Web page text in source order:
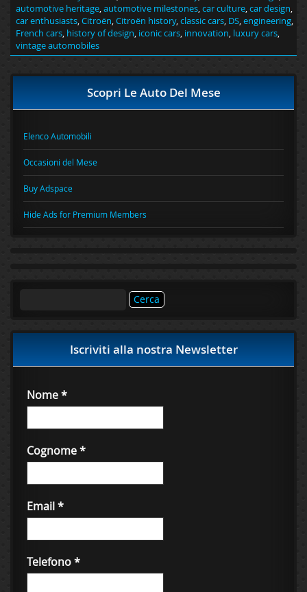
automotive heritage,automotive milestones,car culture,car design,
car enthusiasts,Citroën,Citroën history,classic cars, DS,engineering,
French cars, history of design, iconic cars, innovation, luxury cars,
vintage automobiles
Scopri Le Auto Del Mese
Elenco Automobili
Occasioni del Mese
Buy Adspace
Hide Ads for Premium Members
Iscriviti alla nostra Newsletter
Nome*
Cognome*
Email*
Telefono*